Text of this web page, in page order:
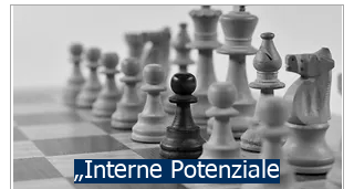
„Interne Potenziale